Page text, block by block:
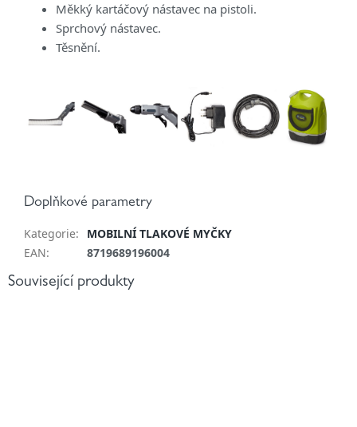
Měkký kartáčový nástavec na pistoli.
Sprchový nástavec.
Těsnění.
Doplňkové parametry
Kategorie:
MOBILNÍ TLAKOVÉ MYČKY
EAN: 8719689196004
Související produkty